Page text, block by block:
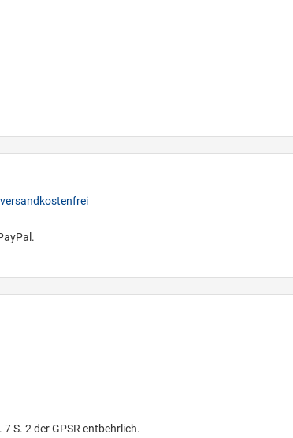
versandkostenfrei
S. 2 der GPSR entbehrlich.